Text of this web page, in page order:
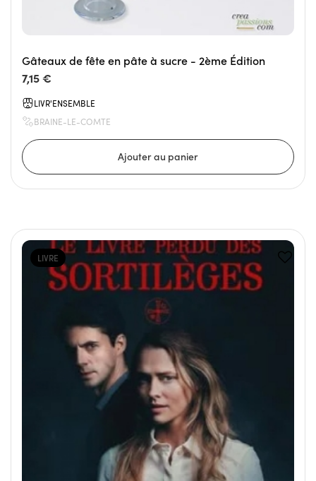
Gâteaux de fête en pâte à sucre - 2ème Édition
7,15 €
LIVR'ENSEMBLE
BRAINE-LE-COMTE
LIVRE